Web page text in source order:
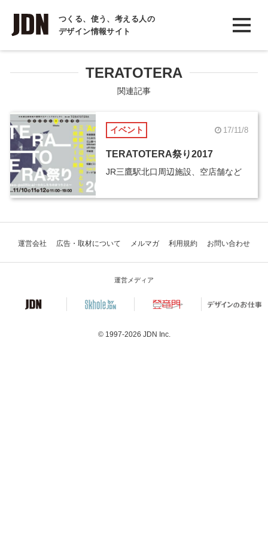
つくる、使う、考える人の
デザイン情報サイト
INTERVIEW
インタビュー
REPORT
COLUMN
コラム
TERATOTERA
関連記事
イベント 17/11/8
TERATOTERA祭り2017
JR三鷹駅北口周辺施設、空店舗など
運営会社 広告・取材について メルマガ 利用規約 お問い合わせ
運営メディア
© 1997-2026 JDN Inc.